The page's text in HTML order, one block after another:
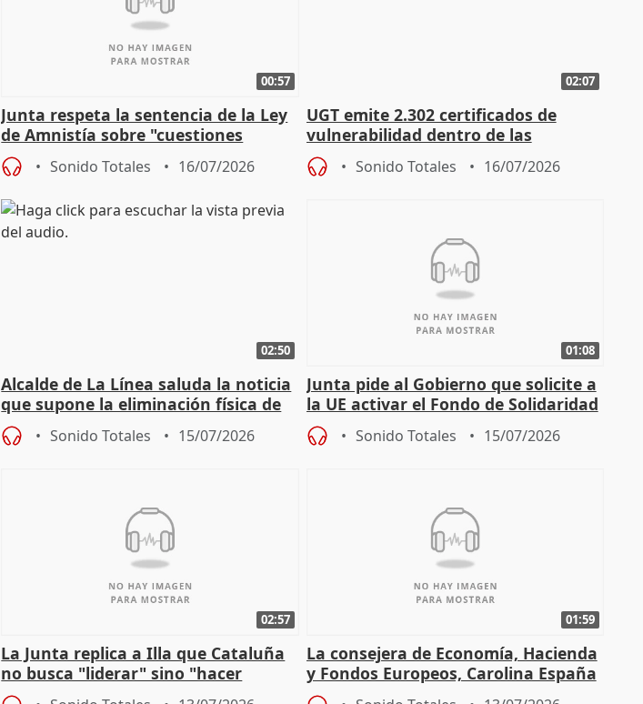
00:57
Junta respeta la sentencia de la Ley
de Amnistía sobre "cuestiones
técnicas" que "no avalan la const
Sonido Totales 16/07/2026
02:07
UGT emite 2.302 certificados de
vulnerabilidad dentro de las
solicitudes de regulación C-LM
Sonido Totales 16/07/2026
02:50
Alcalde de La Línea saluda la noticia
que supone la eliminación física de
la Verja de Gibraltar
Sonido Totales 15/07/2026
01:08
Junta pide al Gobierno que solicite a
la UE activar el Fondo de Solidaridad
para afrontar daños del
Sonido Totales 15/07/2026
02:57
La Junta replica a Illa que Cataluña
no busca "liderar" sino "hacer
trampa" con la financiación
01:59
La consejera de Economía, Hacienda
y Fondos Europeos, Carolina España